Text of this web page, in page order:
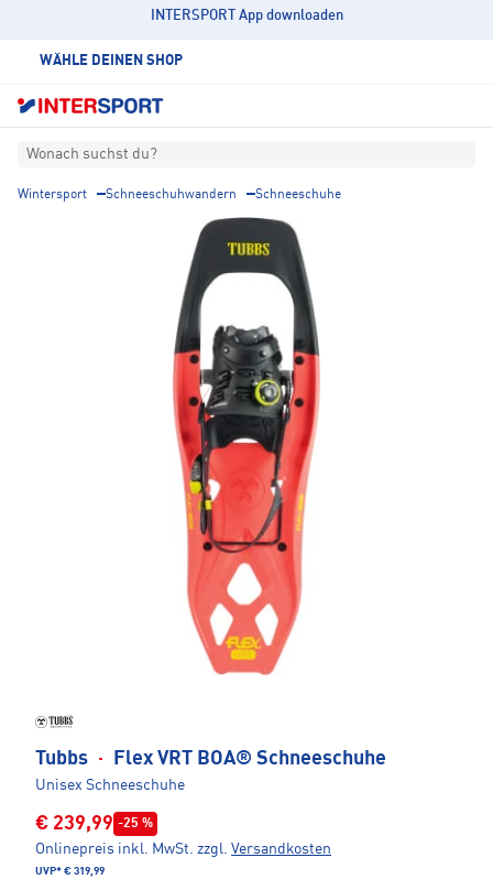
INTERSPORT App downloaden
WÄHLE DEINEN SHOP
Wonach suchst du?
Wintersport Schneeschuhwandern Schneeschuhe
Tubbs · Flex VRT BOA® Schneeschuhe
Unisex Schneeschuhe
€ 239,99 -25 %
Onlinepreis inkl. MwSt. zzgl. Versandkosten
UVP* € 319,99